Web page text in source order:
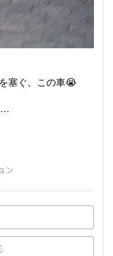
塞ぐ、この車😭
…
ン